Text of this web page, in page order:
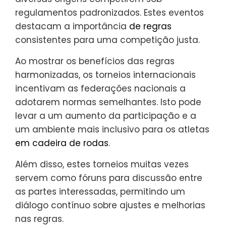
regulamentos padronizados. Estes eventos
destacam a importância de regras
consistentes para uma competição justa.
Ao mostrar os benefícios das regras
harmonizadas, os torneios internacionais
incentivam as federações nacionais a
adotarem normas semelhantes. Isto pode
levar a um aumento da participação e a
um ambiente mais inclusivo para os atletas
em cadeira de rodas.
Além disso, estes torneios muitas vezes
servem como fóruns para discussão entre
as partes interessadas, permitindo um
diálogo contínuo sobre ajustes e melhorias
nas regras.